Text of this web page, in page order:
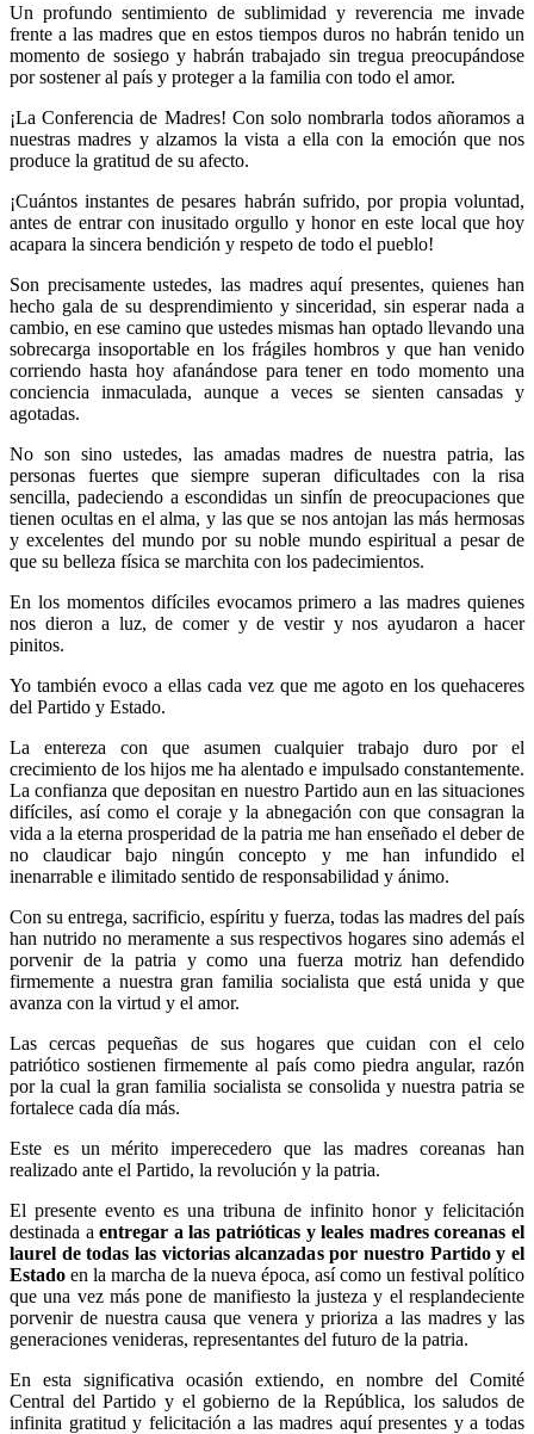
Un profundo sentimiento de sublimidad y reverencia me invade
frente a las madres que en estos tiempos duros no habrán tenido un
momento de sosiego y habrán trabajado sin tregua preocupándose
por sostener al país y proteger a la familia con todo el amor.
¡La Conferencia de Madres! Con solo nombrarla todos añoramos a
nuestras madres y alzamos la vista a ella con la emoción que nos
produce la gratitud de su afecto.
¡Cuántos instantes de pesares habrán sufrido, por propia voluntad,
antes de entrar con inusitado orgullo y honor en este local que hoy
acapara la sincera bendición y respeto de todo el pueblo!
Son precisamente ustedes, las madres aquí presentes, quienes han
hecho gala de su desprendimiento y sinceridad, sin esperar nada a
cambio, en ese camino que ustedes mismas han optado llevando una
sobrecarga insoportable en los frágiles hombros y que han venido
corriendo hasta hoy afanándose para tener en todo momento una
conciencia inmaculada, aunque a veces se sienten cansadas y
agotadas.
No son sino ustedes, las amadas madres de nuestra patria, las
personas fuertes que siempre superan dificultades con la risa
sencilla, padeciendo a escondidas un sinfín de preocupaciones que
tienen ocultas en el alma, y las que se nos antojan las más hermosas
y excelentes del mundo por su noble mundo espiritual a pesar de
que su belleza física se marchita con los padecimientos.
En los momentos difíciles evocamos primero a las madres quienes
nos dieron a luz, de comer y de vestir y nos ayudaron a hacer
pinitos.
Yo también evoco a ellas cada vez que me agoto en los quehaceres
del Partido y Estado.
La entereza con que asumen cualquier trabajo duro por el
crecimiento de los hijos me ha alentado e impulsado constantemente.
La confianza que depositan en nuestro Partido aun en las situaciones
difíciles, así como el coraje y la abnegación con que consagran la
vida a la eterna prosperidad de la patria me han enseñado el deber de
no claudicar bajo ningún concepto y me han infundido el
inenarrable e ilimitado sentido de responsabilidad y ánimo.
Con su entrega, sacrificio, espíritu y fuerza, todas las madres del país
han nutrido no meramente a sus respectivos hogares sino además el
porvenir de la patria y como una fuerza motriz han defendido
firmemente a nuestra gran familia socialista que está unida y que
avanza con la virtud y el amor.
Las cercas pequeñas de sus hogares que cuidan con el celo
patriótico sostienen firmemente al país como piedra angular, razón
por la cual la gran familia socialista se consolida y nuestra patria se
fortalece cada día más.
Este es un mérito imperecedero que las madres coreanas han
realizado ante el Partido, la revolución y la patria.
El presente evento es una tribuna de infinito honor y felicitación
destinada a entregar a las patrióticas y leales madres coreanas el
laurel de todas las victorias alcanzadas por nuestro Partido y el
Estado en la marcha de la nueva época, así como un festival político
que una vez más pone de manifiesto la justeza y el resplandeciente
porvenir de nuestra causa que venera y prioriza a las madres y las
generaciones venideras, representantes del futuro de la patria.
En esta significativa ocasión extiendo, en nombre del Comité
Central del Partido y el gobierno de la República, los saludos de
infinita gratitud y felicitación a las madres aquí presentes y a todas